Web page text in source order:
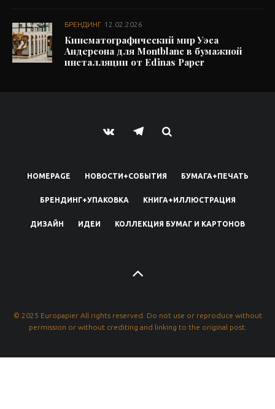
БРЕНДИНГ 12.02.2026
Кинематографический мир Уэса
Андерсона для Montblanc в бумажной
инсталляции от Edinas Paper
HOMEPAGE НОВОСТИ+СОБЫТИЯ БУМАГА+ПЕЧАТЬ
БРЕНДИНГ+УПАКОВКА КНИГА+ИЛЛЮСТРАЦИЯ
ДИЗАЙН ИДЕИ КОЛЛЕКЦИЯ БУМАГ И КАРТОНОВ
© 2025 Europapier All rights reserved. Do not use or reproduce without
permission or without crediting and linking to the original post.